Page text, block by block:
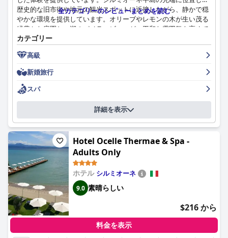
歴史的な旧市街や地元の観光スポットに近接しながら、静かで穏
やかな環境を提供しています。オリーブやレモンの木が生い茂る
緑豊かな庭園と、湖のパノラマビューが、平和な雰囲気を高めて
いるとゲストから高く評価されています。賑やかな街の中でも、
その立地が静けさをもたらし、周辺の観光スポットやレストラン
へのアクセスも容易で、探検とリラックスに最適な場所となって
います。
ホテルの朝食は、その豊富な種類と質の高さで一貫して高く評価
されています。ゲストは、フレッシュジュース、ペストリー、オ
ムレツステーションなど、質の高いスプレッドを楽しみ、しばし
ば生演奏のピアノの音色に耳を傾けます。屋外またはテラスでの
食事は、その楽しい体験をさらに高めます。同様に、ホテルのレ
ストランでのディナーも、その卓越した品質と親密な雰囲気で称
賛を集めています。ディナーメニューのバラエティがもう少し欲
しいというゲストもいますが、グルメな料理とフレンドリーなサ
ービスが、心地よい食事環境を作り出しています。
オリヴィ ホテル & ナチュラル スパの客室は、清潔さ、快適さ、
そしてモダンなアメニティで印象的です。多くのゲストが、広々
とした空間と魅力的な内装を強調しており、バルコニーや湖の景
色が特別なタッチを加えています。部屋の広さや騒音に関する意
見がいくつかあるものの、全体的なフィードバックは、部屋の居
心地の良さと手入れの行き届いた状態を強調しています。
全カテゴリーのレビューまとめを読む
カテゴリー
高級
新婚旅行
スパ
詳細を表示
Hotel Ocelle Thermae & Spa -
Adults Only
ホテル シルミオーネ
9.0 素晴らしい
$216 から
料金を表示